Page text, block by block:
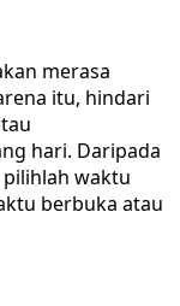
merasa
itu, hindari
hari. Daripada
waktu
berbuka atau